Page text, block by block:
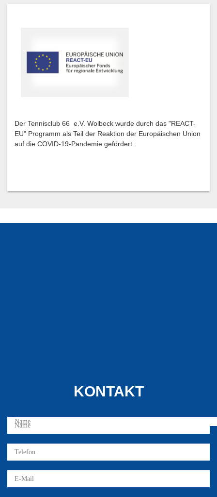
Der Tennisclub 66 e.V. Wolbeck wurde durch das "REACT-
EU" Programm als Teil der Reaktion der Europäischen Union
auf die COVID-19-Pandemie gefördert.
KONTAKT